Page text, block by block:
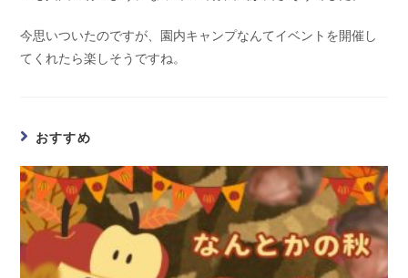
今思いついたのですが、園内キャンプなんてイベントを開催し
てくれたら楽しそうですね。
おすすめ